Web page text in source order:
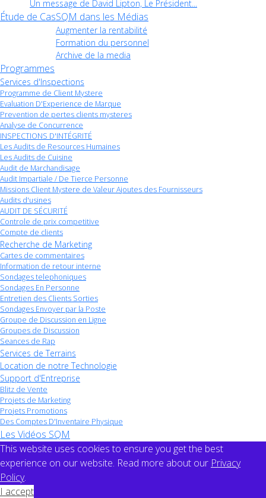
Un message de David Lipton, Le Président...
Étude de CasSQM dans les Médias
Augmenter la rentabilité
Formation du personnel
Archive de la media
Programmes
Services d'Inspections
Programme de Client Mystere
Evaluation D'Experience de Marque
Prevention de pertes clients mysteres
Analyse de Concurrence
INSPECTIONS D'INTÉGRITÉ
Les Audits de Resources Humaines
Les Audits de Cuisine
Audit de Marchandisage
Audit Impartiale / De Tierce Personne
Missions Client Mystere de Valeur Ajoutes des Fournisseurs
Audits d'usines
AUDIT DE SÉCURITÉ
Controle de prix competitive
Compte de clients
Recherche de Marketing
Cartes de commentaires
Information de retour interne
Sondages telephoniques
Sondages En Personne
Entretien des Clients Sorties
Sondages Envoyer par la Poste
Groupe de Discussion en Ligne
Groupes de Discussion
Seances de Rap
Services de Terrains
Location de notre Technologie
Support d'Entreprise
Blitz de Vente
Projets de Marketing
Projets Promotions
Des Comptes D'Inventaire Physique
Les Vidéos SQM
This website uses cookies to ensure you get the best
experience on our website. Read more about our Privacy
Policy.
I accept